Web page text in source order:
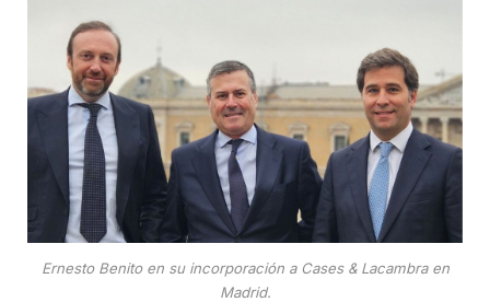
Ernesto Benito en su incorporación a Cases & Lacambra en
Madrid.